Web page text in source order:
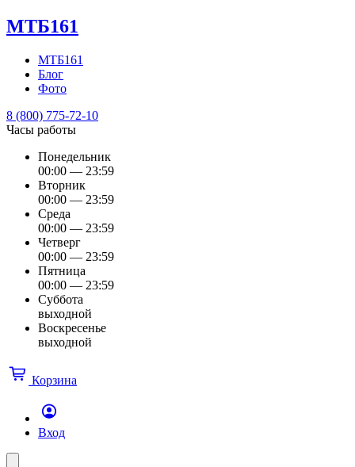
МТБ161
МТБ161
Блог
Фото
8 (800) 775-72-10
Часы работы
Понедельник
00:00 — 23:59
Вторник
00:00 — 23:59
Среда
00:00 — 23:59
Четверг
00:00 — 23:59
Пятница
00:00 — 23:59
Суббота
выходной
Воскресенье
выходной
Корзина
Вход